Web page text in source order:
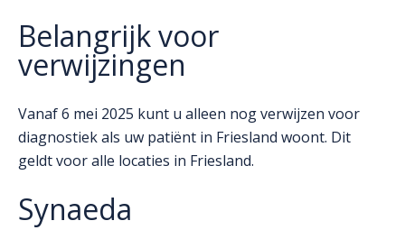
Belangrijk voor
verwijzingen
Vanaf 6 mei 2025 kunt u alleen nog verwijzen voor
diagnostiek als uw patiënt in Friesland woont. Dit
geldt voor alle locaties in Friesland.
Synaeda